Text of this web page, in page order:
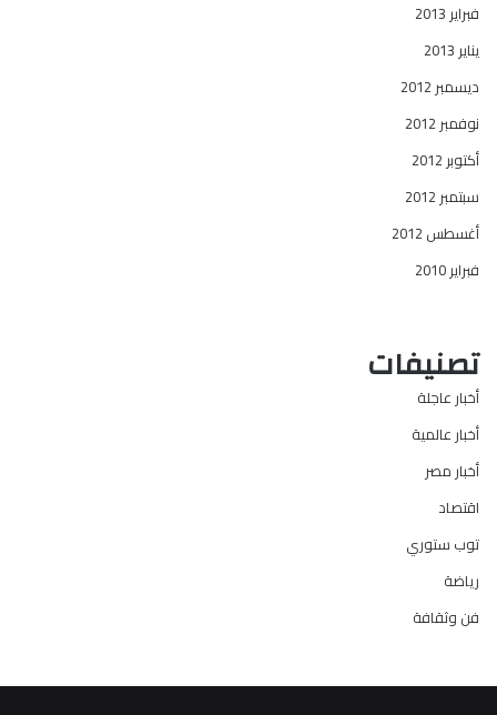
فبراير 2013
يناير 2013
ديسمبر 2012
نوفمبر 2012
أكتوبر 2012
سبتمبر 2012
أغسطس 2012
فبراير 2010
تصنيفات
أخبار عاجلة
أخبار عالمية
أخبار مصر
اقتصاد
توب ستوري
رياضة
فن وثقافة